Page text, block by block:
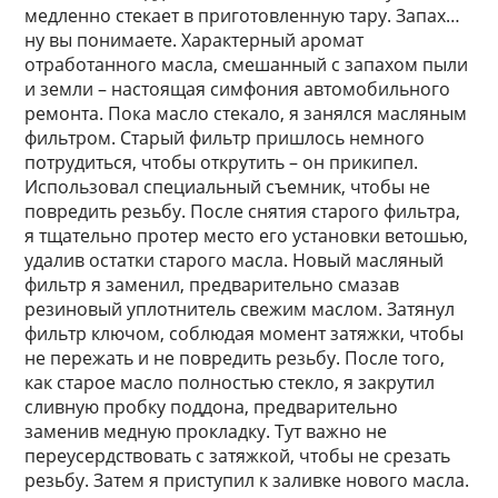
медленно стекает в приготовленную тару. Запах…
ну вы понимаете. Характерный аромат
отработанного масла, смешанный с запахом пыли
и земли – настоящая симфония автомобильного
ремонта. Пока масло стекало, я занялся масляным
фильтром. Старый фильтр пришлось немного
потрудиться, чтобы открутить – он прикипел.
Использовал специальный съемник, чтобы не
повредить резьбу. После снятия старого фильтра,
я тщательно протер место его установки ветошью,
удалив остатки старого масла. Новый масляный
фильтр я заменил, предварительно смазав
резиновый уплотнитель свежим маслом. Затянул
фильтр ключом, соблюдая момент затяжки, чтобы
не пережать и не повредить резьбу. После того,
как старое масло полностью стекло, я закрутил
сливную пробку поддона, предварительно
заменив медную прокладку. Тут важно не
переусердствовать с затяжкой, чтобы не срезать
резьбу. Затем я приступил к заливке нового масла.